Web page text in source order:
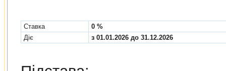
Cтавка
0 %
Діє
з 01.01.2026 до 31.12.2026